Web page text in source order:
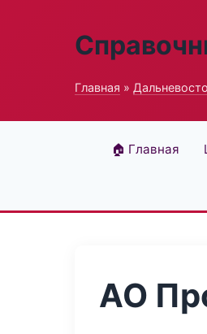
Главная »
🏠 Главная
АО